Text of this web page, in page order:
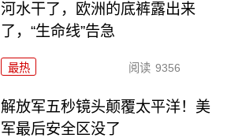
河水干了，欧洲的底裤露出来
了，“生命线”告急
最热 阅读 9356
解放军五秒镜头颠覆太平洋！美
军最后安全区没了